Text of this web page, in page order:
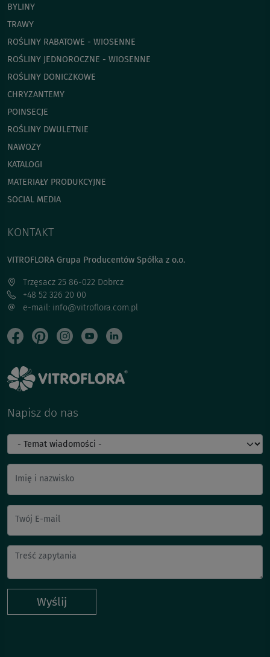
BYLINY
TRAWY
ROŚLINY RABATOWE - WIOSENNE
ROŚLINY JEDNOROCZNE - WIOSENNE
ROŚLINY DONICZKOWE
CHRYZANTEMY
POINSECJE
ROŚLINY DWULETNIE
NAWOZY
KATALOGI
MATERIAŁY PRODUKCYJNE
SOCIAL MEDIA
KONTAKT
VITROFLORA Grupa Producentów Spółka z o.o.
Trzęsacz 25 86-022 Dobrcz
+48 52 326 20 00
e-mail: info@vitroflora.com.pl
Napisz do nas
Imię i nazwisko
Twój E-mail
Wyślij